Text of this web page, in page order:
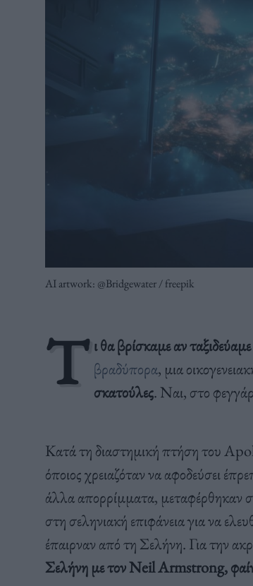
AI artwork: @Bridgewater / freepik
Τ ι θα βρίσκαμε αν
βραδύπορα, μια
σκατούλες. Ναι, στο
Κατά τη διαστημική πτήση του
όποιος χρειαζόταν να αφοδεύσει
άλλα απορρίμματα, μεταφέρθηκαν
στη σεληνιακή επιφάνεια για να
έπαιρναν από τη Σελήνη. Για την
Σελήνη με τον Neil Armstrong,